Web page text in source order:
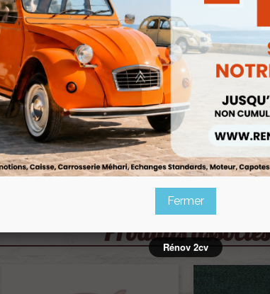
Produits associés
Fermer
Rénov 2cv